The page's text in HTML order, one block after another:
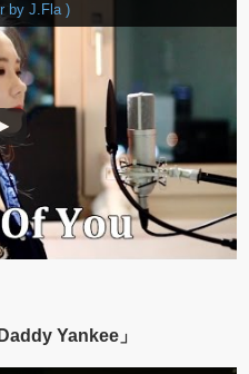
by J.Fla )
Yankee」